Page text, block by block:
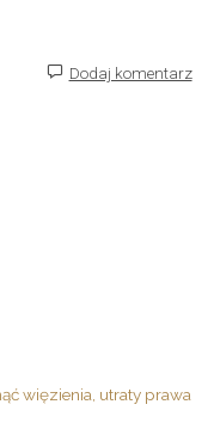
Dodaj komentarz
więzienia, utraty prawa